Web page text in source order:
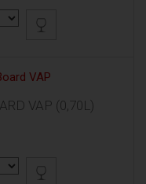
VAP (0,70L)